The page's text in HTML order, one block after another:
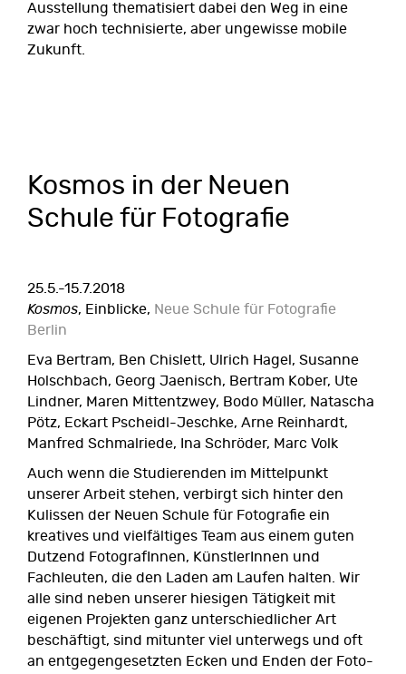
Ausstellung thematisiert dabei den Weg in eine
zwar hoch technisierte, aber ungewisse mobile
Zukunft.
Kosmos in der Neuen
Schule für Fotografie
25.5.-15.7.2018
Kosmos, Einblicke, Neue Schule für Fotografie
Berlin
Eva Bertram, Ben Chislett, Ulrich Hagel, Susanne
Holschbach, Georg Jaenisch, Bertram Kober, Ute
Lindner, Maren Mittentzwey, Bodo Müller, Natascha
Pötz, Eckart Pscheidl-Jeschke, Arne Reinhardt,
Manfred Schmalriede, Ina Schröder, Marc Volk
Auch wenn die Studierenden im Mittelpunkt
unserer Arbeit stehen, verbirgt sich hinter den
Kulissen der Neuen Schule für Fotografie ein
kreatives und vielfältiges Team aus einem guten
Dutzend FotografInnen, KünstlerInnen und
Fachleuten, die den Laden am Laufen halten. Wir
alle sind neben unserer hiesigen Tätigkeit mit
eigenen Projekten ganz unterschiedlicher Art
beschäftigt, sind mitunter viel unterwegs und oft
an entgegengesetzten Ecken und Enden der Foto-